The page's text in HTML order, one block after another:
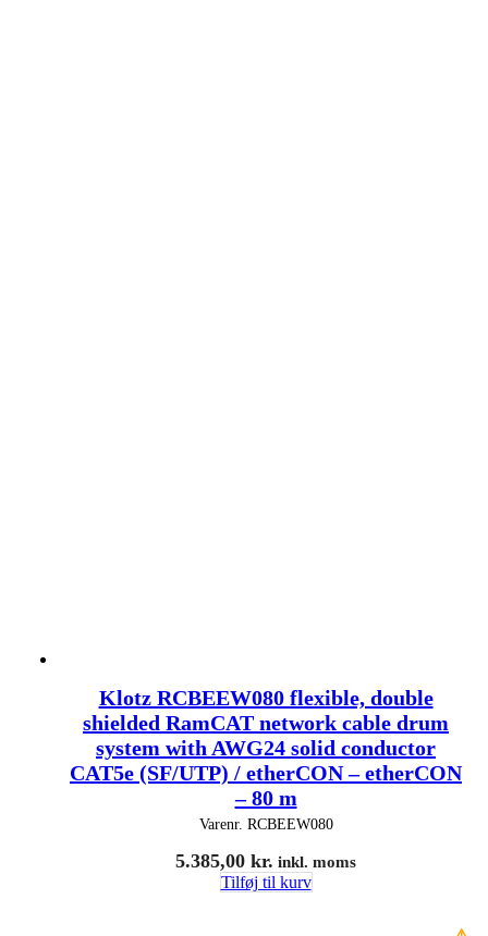
Klotz RCBEEW080 flexible, double
shielded RamCAT network cable drum
system with AWG24 solid conductor
CAT5e (SF/UTP) / etherCON – etherCON
– 80 m
Varenr. RCBEEW080
5.385,00 kr. inkl. moms
Tilføj til kurv